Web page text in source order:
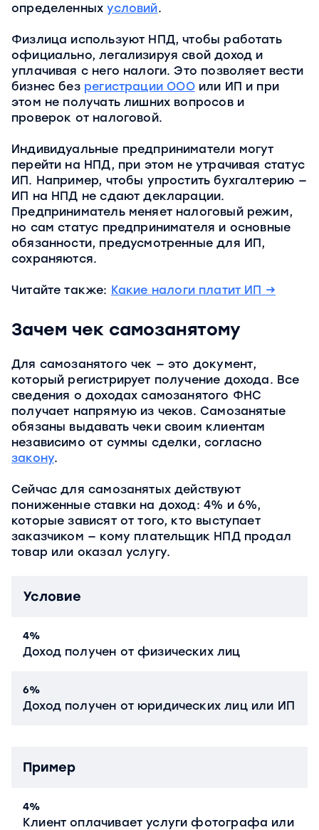
определенныхусловий.
Физлица используют НПД, чтобы работать
официально, легализируя свой доход и
уплачивая с него налоги. Это позволяет вести
бизнес без регистрации ОООили ИП и при
этом не получать лишних вопросов и
проверок от налоговой.
Индивидуальные предприниматели могут
перейти на НПД, при этом не утрачивая статус
ИП. Например, чтобы упростить бухгалтерию —
ИП на НПД не сдают декларации.
Предприниматель меняет налоговый режим,
но сам статус предпринимателя и основные
обязанности, предусмотренные для ИП,
сохраняются.
Читайте также: Какие налоги платит ИП →
Зачем чек самозанятому
Для самозанятого чек — это документ,
который регистрирует получение дохода. Все
сведения о доходах самозанятого ФНС
получает напрямую из чеков. Самозанятые
обязаны выдавать чеки своим клиентам
независимо от суммы сделки, согласно
закону.
Сейчас для самозанятых действуют
пониженные ставки на доход: 4% и 6%,
которые зависят от того, кто выступает
заказчиком — кому плательщик НПД продал
товар или оказал услугу.
Условие
4%
Доход получен от физических лиц
6%
Доход получен от юридических лиц или ИП
Пример
4%
Клиент оплачивает услуги фотографа или